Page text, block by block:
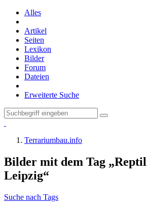
Alles
Artikel
Seiten
Lexikon
Bilder
Forum
Dateien
Erweiterte Suche
Terrariumbau.info
Bilder mit dem Tag
Leipzig“
Suche nach Tags